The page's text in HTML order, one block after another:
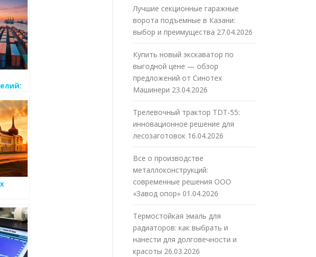
Лучшие секционные гаражные
ворота подъемные в Казани:
выбор и преимущества 27.04.2026
Купить новый экскаватор по
выгодной цене — обзор
предложений от Синотех
Машинери 23.04.2026
Трелевочный трактор TDT-55:
инновационное решение для
лесозаготовок 16.04.2026
Все о производстве
металлоконструкций:
современные решения ООО
«Завод опор» 01.04.2026
Термостойкая эмаль для
радиаторов: как выбрать и
нанести для долговечности и
красоты 26.03.2026